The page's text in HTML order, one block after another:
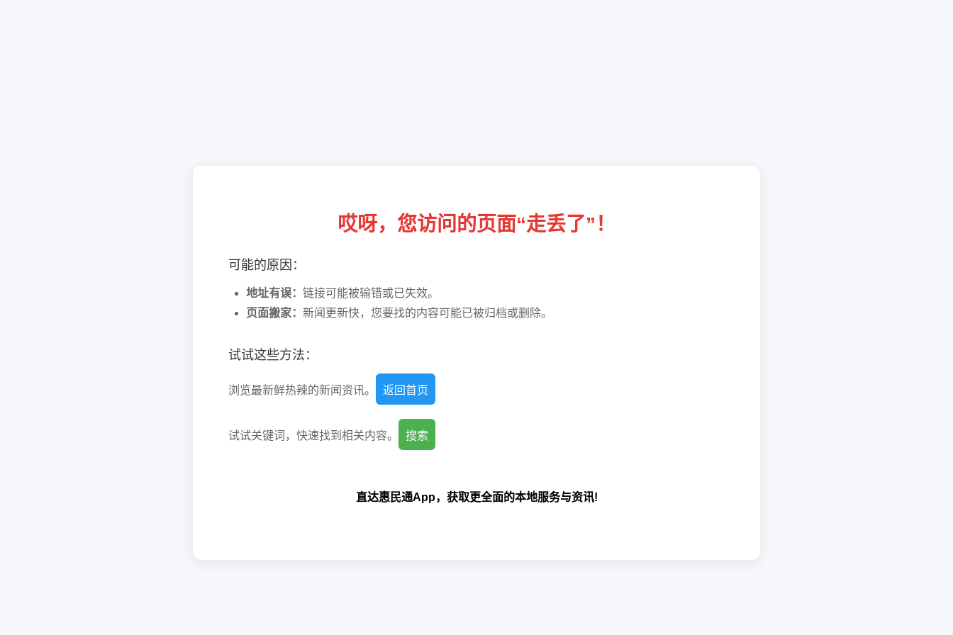
哎呀，您访问的页面“走丢了”！
可能的原因：
地址有误： 链接可能被输错或已失效。
页面搬家： 新闻更新快，您要找的内容可能已被归档或删除。
试试这些方法：
浏览最新鲜热辣的新闻资讯。 返回首页
试试关键词，快速找到相关内容。 搜索
直达惠民通App，获取更全面的本地服务与资讯!